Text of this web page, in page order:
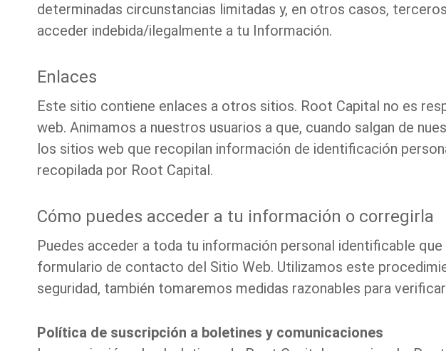
determinadas circunstancias limitadas y, en otros casos,
acceder indebida/ilegalmente a tu Información.
Enlaces
Este sitio contiene enlaces a otros sitios. Root Capital no es
web. Animamos a nuestros usuarios a que, cuando salgan de
los sitios web que recopilan información de identificación
recopilada por Root Capital.
Cómo puedes acceder a tu información o corregirla
Puedes acceder a toda tu información personal identificable
formulario de contacto del Sitio Web. Utilizamos este
seguridad, también tomaremos medidas razonables para
Política de suscripción a boletines y comunicaciones